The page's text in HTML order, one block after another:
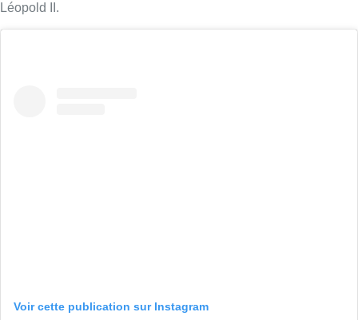
Léopold II.
Voir cette publication sur Instagram